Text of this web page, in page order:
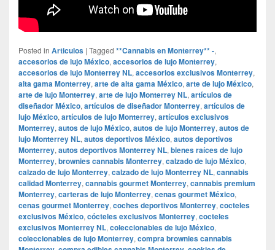
Posted in Articulos | Tagged **Cannabis en Monterrey** -,
accesorios de lujo México, accesorios de lujo Monterrey,
accesorios de lujo Monterrey NL, accesorios exclusivos Monterrey,
alta gama Monterrey, arte de alta gama México, arte de lujo México,
arte de lujo Monterrey, arte de lujo Monterrey NL, artículos de
diseñador México, artículos de diseñador Monterrey, artículos de
lujo México, artículos de lujo Monterrey, artículos exclusivos
Monterrey, autos de lujo México, autos de lujo Monterrey, autos de
lujo Monterrey NL, autos deportivos México, autos deportivos
Monterrey, autos deportivos Monterrey NL, bienes raíces de lujo
Monterrey, brownies cannabis Monterrey, calzado de lujo México,
calzado de lujo Monterrey, calzado de lujo Monterrey NL, cannabis
calidad Monterrey, cannabis gourmet Monterrey, cannabis premium
Monterrey, carteras de lujo Monterrey, cenas gourmet México,
cenas gourmet Monterrey, coches deportivos Monterrey, cocteles
exclusivos México, cócteles exclusivos Monterrey, cocteles
exclusivos Monterrey NL, coleccionables de lujo México,
coleccionables de lujo Monterrey, compra brownies cannabis